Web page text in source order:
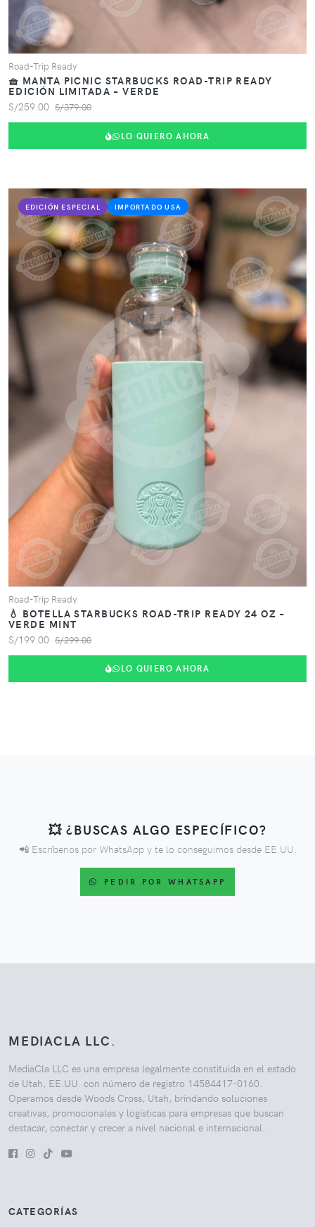
Road-Trip Ready
🧺 MANTA PICNIC STARBUCKS ROAD-TRIP READY
EDICIÓN LIMITADA – VERDE
S/259.00 S/379.00
LO QUIERO AHORA
EDICIÓN ESPECIAL IMPORTADO USA
Road-Trip Ready
💧 BOTELLA STARBUCKS ROAD-TRIP READY 24 OZ –
VERDE MINT
S/199.00 S/299.00
LO QUIERO AHORA
💥 ¿BUSCAS ALGO ESPECÍFICO?
📲 Escríbenos por WhatsApp y te lo conseguimos desde EE.UU.
PEDIR POR WHATSAPP
MEDIACLA LLC.
MediaCla LLC es una empresa legalmente constituida en el estado
de Utah, EE.UU. con número de registro 14584417-0160.
Operamos desde Woods Cross, Utah, brindando soluciones
creativas, promocionales y logísticas para empresas que buscan
destacar, conectar y crecer a nivel nacional e internacional.
CATEGORÍAS